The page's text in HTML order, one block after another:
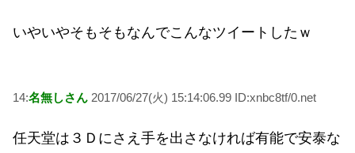
いやいやそもそもなんでこんなツイートしたｗ
14:名無しさん 2017/06/27(火) 15:14:06.99 ID:xnbc8tf/0.net
任天堂は３Ｄにさえ手を出さなければ有能で安泰な